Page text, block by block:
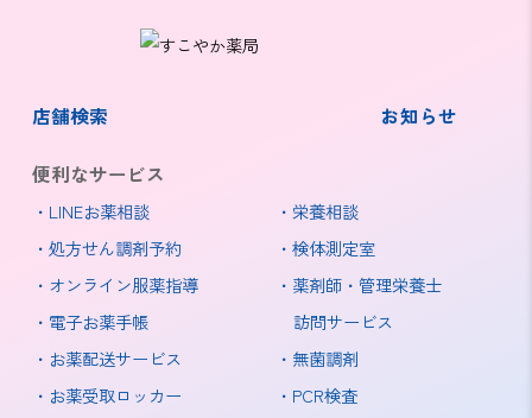
店舗検索 お知らせ
便利なサービス
LINEお薬相談
処方せん調剤予約
オンライン服薬指導
電子お薬手帳
お薬配送サービス
お薬受取ロッカー
栄養相談
検体測定室
薬剤師・管理栄養士
訪問サービス
無菌調剤
PCR検査